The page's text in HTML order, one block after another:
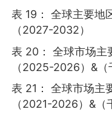
表 19： 全球主要地
（2027-2032）
表 20： 全球市场主
（2025-2026）&（
表 21： 全球市场主
（2021-2026）&（